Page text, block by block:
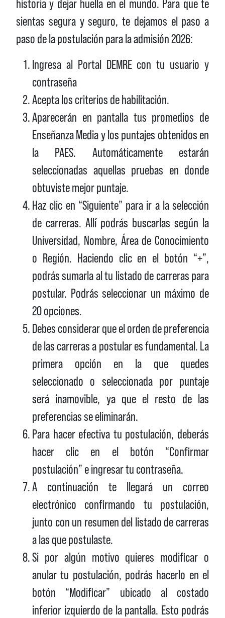
historia y dejar huella en el mundo. Para que te
sientas segura y seguro, te dejamos el paso a
paso de la postulación para la admisión 2026:
Ingresa al Portal DEMRE con tu usuario y
contraseña
Acepta los criterios de habilitación.
Aparecerán en pantalla tus promedios de
Enseñanza Media y los puntajes obtenidos en
la PAES. Automáticamente estarán
seleccionadas aquellas pruebas en donde
obtuviste mejor puntaje.
Haz clic en “Siguiente” para ir a la selección
de carreras. Allí podrás buscarlas según la
Universidad, Nombre, Área de Conocimiento
o Región. Haciendo clic en el botón “+”,
podrás sumarla al tu listado de carreras para
postular. Podrás seleccionar un máximo de
20 opciones.
Debes considerar que el orden de preferencia
de las carreras a postular es fundamental. La
primera opción en la que quedes
seleccionado o seleccionada por puntaje
será inamovible, ya que el resto de las
preferencias se eliminarán.
Para hacer efectiva tu postulación, deberás
hacer clic en el botón “Confirmar
postulación” e ingresar tu contraseña.
A continuación te llegará un correo
electrónico confirmando tu postulación,
junto con un resumen del listado de carreras
a las que postulaste.
Si por algún motivo quieres modificar o
anular tu postulación, podrás hacerlo en el
botón “Modificar” ubicado al costado
inferior izquierdo de la pantalla. Esto podrás